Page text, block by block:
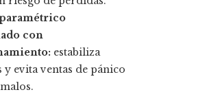
con
estabiliza
y evita ventas de pánico